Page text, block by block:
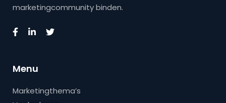
marketingcommunity binden.
Menu
Marketingthema’s